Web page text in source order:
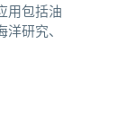
用包括油
研究、